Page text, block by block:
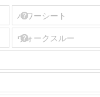
パワーシート
ウォークスルー